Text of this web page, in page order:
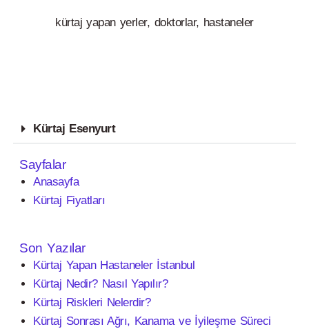
kürtaj yapan yerler, doktorlar, hastaneler
Kürtaj Esenyurt
Sayfalar
Anasayfa
Kürtaj Fiyatları
Son Yazılar
Kürtaj Yapan Hastaneler İstanbul
Kürtaj Nedir? Nasıl Yapılır?
Kürtaj Riskleri Nelerdir?
Kürtaj Sonrası Ağrı, Kanama ve İyileşme Süreci